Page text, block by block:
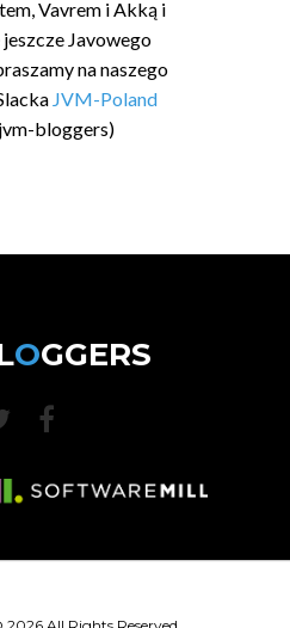
Vavrem i Akką i
Javowego
na naszego
JVM-Poland
bloggers)
OGGERS